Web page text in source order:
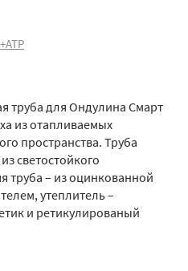
труба для Ондулина Смарт
из отапливаемых
пространства. Труба
светостойкого
труба – из оцинкованной
утеплитель –
и ретикулированый